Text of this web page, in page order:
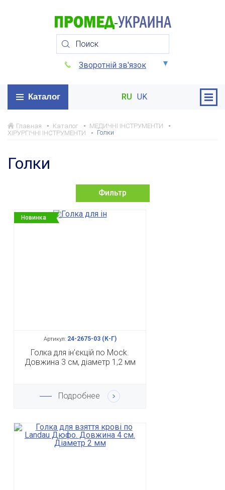
Зворотній зв'язок
Каталог RU UK
Главная Каталог
МЕДИЧНІ ІНСТРУМЕНТИ
ХІРУРГІЧНІ ІНСТРУМЕНТИ
Голки
Голки
Фильтр
Новинка
Артикул:24-2675-03 (К-Г)
Голка для ін'єкцій по Mock.
Довжина 3 см, діаметр 1,2 мм
Подробнее